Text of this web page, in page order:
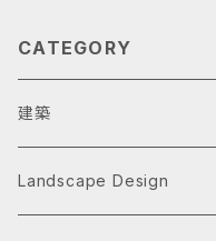
CATEGORY
建築
Architecture Monographs
Landscape Design